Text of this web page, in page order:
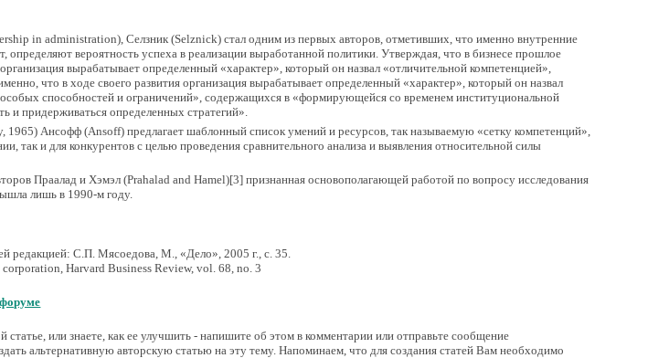
in administration), Селзник (Selznick) стал одним из первых авторов, отметивших, что именно внутренние
определяют вероятность успеха в реализации выработанной политики. Утверждая, что в бизнесе прошлое
вырабатывает определенный «характер», который он назвал «отличительной компетенцией»,
что в ходе своего развития организация вырабатывает определенный «характер», который он назвал
способностей и ограничений», содержащихся в «формирующейся со временем институциональной
и придерживаться определенных стратегий».
1965) Ансофф (Ansoff) предлагает шаблонный список умений и ресурсов, так называемую «сетку компетенций»,
так и для конкурентов с целью проведения сравнительного анализа и выявления относительной силы
Праалад и Хэмэл (Prahalad and Hamel)[3] признанная основополагающей работой по вопросу исследования
лишь в 1990-м году.
С.П. Мясоедова, М., «Дело», 2005 г., с. 35.
Harvard Business Review, vol. 68, no. 3
или знаете, как ее улучшить - напишите об этом в комментарии или отправьте сообщение
альтернативную авторскую статью на эту тему. Напоминаем, что для создания статей Вам необходимо